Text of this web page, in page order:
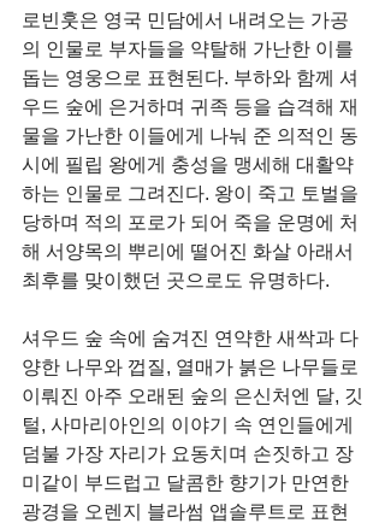
로빈훗은 영국 민담에서 내려오는 가공
의 인물로 부자들을 약탈해 가난한 이를
돕는 영웅으로 표현된다. 부하와 함께 셔
우드 숲에 은거하며 귀족 등을 습격해 재
물을 가난한 이들에게 나눠 준 의적인 동
시에 필립 왕에게 충성을 맹세해 대활약
하는 인물로 그려진다. 왕이 죽고 토벌을
당하며 적의 포로가 되어 죽을 운명에 처
해 서양목의 뿌리에 떨어진 화살 아래서
최후를 맞이했던 곳으로도 유명하다.
셔우드 숲 속에 숨겨진 연약한 새싹과 다
양한 나무와 껍질, 열매가 붉은 나무들로
이뤄진 아주 오래된 숲의 은신처엔 달, 깃
털, 사마리아인의 이야기 속 연인들에게
덤불 가장 자리가 요동치며 손짓하고 장
미같이 부드럽고 달콤한 향기가 만연한
광경을 오렌지 블라썸 앱솔루트로 표현